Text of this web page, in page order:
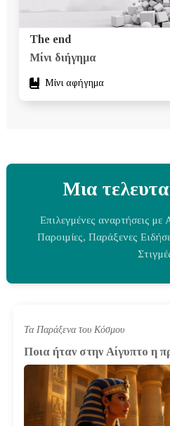
The end
Μίνι διήγημα
Μίνι αφήγημα
Μια
Επιλεγμένες αναρτήσεις
Παροιμίες, Παράξενες
Τα Παράξενα του Κόσμου
Ποια ήταν στην Αίγυπτο η